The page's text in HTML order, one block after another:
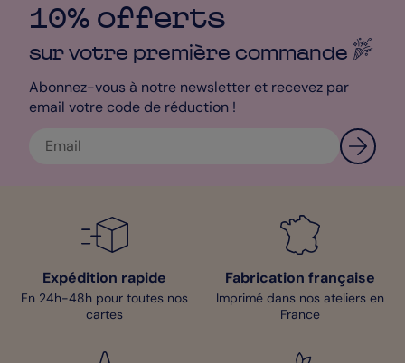
10% offerts
sur votre première commande
Abonnez-vous à notre newsletter et recevez par
email votre code de réduction !
Expédition rapide
En 24h-48h pour toutes nos
cartes
Fabrication française
Imprimé dans nos ateliers en
France